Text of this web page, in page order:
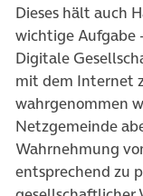
Dieses hält auch
wichtige Aufgabe
Digitale
mit dem Internet
wahrgenommen
Netzgemeinde
Wahrnehmung
entsprechend zu